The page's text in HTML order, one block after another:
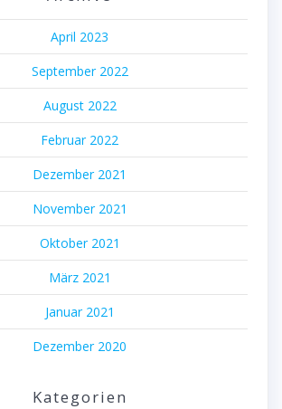
April 2023
September 2022
August 2022
Februar 2022
Dezember 2021
November 2021
Oktober 2021
März 2021
Januar 2021
Dezember 2020
Kategorien